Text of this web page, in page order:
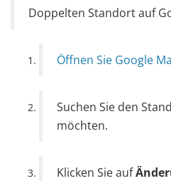
Doppelten Standort auf
Öffnen Sie Google
Suchen Sie den
möchten.
Klicken Sie auf